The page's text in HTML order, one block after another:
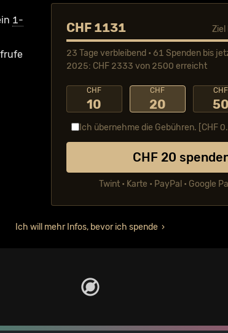
1-
CHF 1131
23 Tage verbleibend • 61 Spenden bis
2025: CHF 2333 von 2500 erreicht
CHF
10
CHF
20
CHF
50
Ich übernehme die Gebühren. [CHF
CHF 20
Twint • Karte • PayPal • Google
Ich will mehr Infos, bevor ich spende